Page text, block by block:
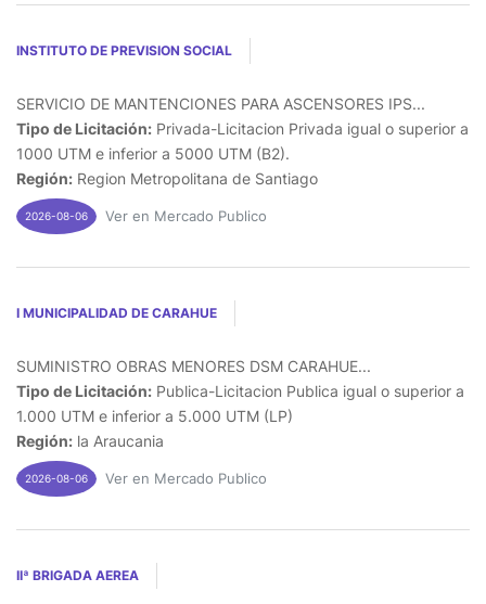
INSTITUTO DE PREVISION SOCIAL
SERVICIO DE MANTENCIONES PARA ASCENSORES IPS...
Tipo de Licitación: Privada-Licitacion Privada igual o superior a
1000 UTM e inferior a 5000 UTM (B2).
Región: Region Metropolitana de Santiago
2026-08-06 Ver en Mercado Publico
I MUNICIPALIDAD DE CARAHUE
SUMINISTRO OBRAS MENORES DSM CARAHUE...
Tipo de Licitación: Publica-Licitacion Publica igual o superior a
1.000 UTM e inferior a 5.000 UTM (LP)
Región: la Araucania
2026-08-06 Ver en Mercado Publico
IIª BRIGADA AEREA